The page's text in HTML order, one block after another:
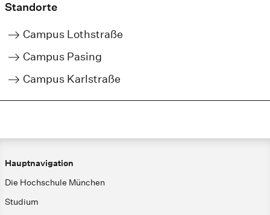
Standorte
Campus Lothstraße
Campus Pasing
Campus Karlstraße
Hauptnavigation
Die Hochschule München
Studium